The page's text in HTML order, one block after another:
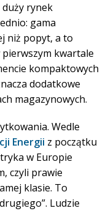
rynek
gama
niż popyt, a to
kwartale
kompaktowych
dodatkowe
magazynowych.
Wedle
Energii z początku
w Europie
czyli prawie
klasie. To
Ludzie